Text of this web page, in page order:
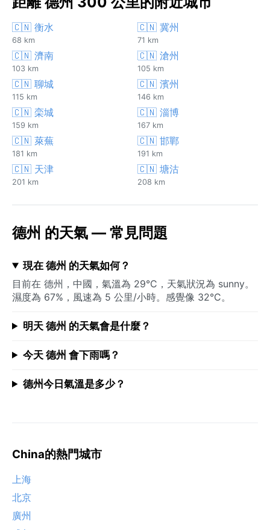
🇨🇳 衡水
68 km
🇨🇳 冀州
71 km
🇨🇳 濟南
103 km
🇨🇳 滄州
105 km
🇨🇳 聊城
115 km
🇨🇳 濱州
146 km
🇨🇳 栾城
159 km
🇨🇳 淄博
167 km
🇨🇳 萊蕪
181 km
🇨🇳 邯鄲
191 km
🇨🇳 天津
201 km
🇨🇳 塘沽
208 km
德州 的天氣 — 常見問題
現在 德州 的天氣如何？
目前在 德州，中國，氣溫為 29°C，天氣狀況為 sunny。
濕度為 67%，風速為 5 公里/小時。感覺像 32°C。
明天 德州 的天氣會是什麼？
今天 德州 會下雨嗎？
德州今日氣溫是多少？
China的熱門城市
上海
北京
廣州